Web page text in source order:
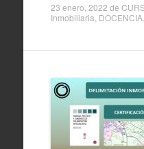
23 enero, 2022 de
Inmobiliaria DOCENCIA.